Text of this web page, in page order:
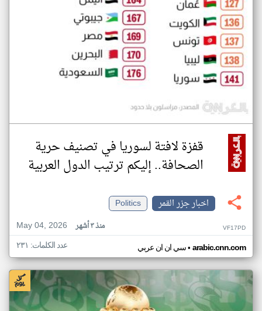
قفزة لافتة لسوريا في تصنيف حرية
الصحافة.. إليكم ترتيب الدول العربية
اخبار جزر القمر
Politics
May 04, 2026
منذ ٣ أشهر VF17PD
سي ان ان عربي• arabic.cnn.com عدد الكلمات: ٢٣١